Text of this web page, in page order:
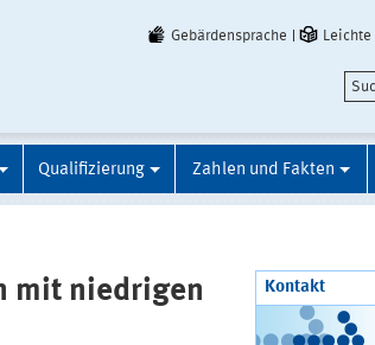
Gebärdensprache Leichte
Qualifizierung Zahlen und Fakten
mit niedrigen
Kontakt